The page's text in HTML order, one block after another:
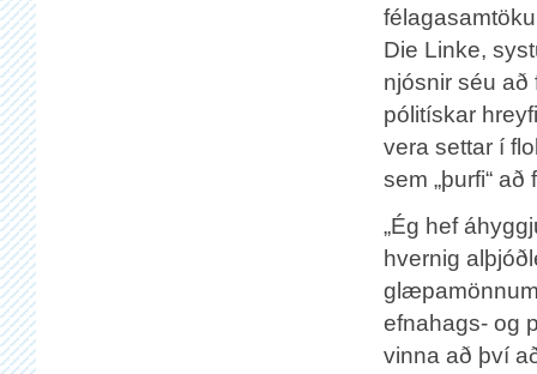
Die Linke,
njósnir séu
pólitískar
vera settar í
sem „þurfi“
„Ég hef
hvernig
efnahags- og
vinna að því